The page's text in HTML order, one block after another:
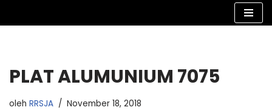
PLAT ALUMUNIUM 7075
oleh RRSJA November 18, 2018